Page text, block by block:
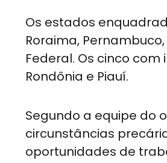
Os estados
Roraima,
Federal. Os cinco
Rondônia e Piauí.
Segundo a equipe do
circunstâncias
oportunidades de